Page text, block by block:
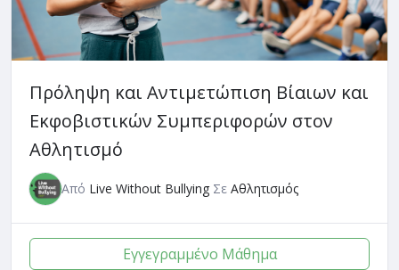
Πρόληψη και Αντιμετώπιση Βίαιων και
Εκφοβιστικών Συμπεριφορών στον
Αθλητισμό
Από Live Without Bullying Σε Αθλητισμός
Εγγεγραμμένο Μάθημα